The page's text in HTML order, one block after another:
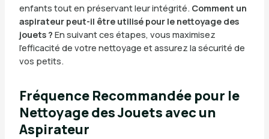
enfants tout en préservant leur intégrité. Comment un
aspirateur peut-il être utilisé pour le nettoyage des
jouets ? En suivant ces étapes, vous maximisez
l’efficacité de votre nettoyage et assurez la sécurité de
vos petits.
Fréquence Recommandée pour le
Nettoyage des Jouets avec un
Aspirateur